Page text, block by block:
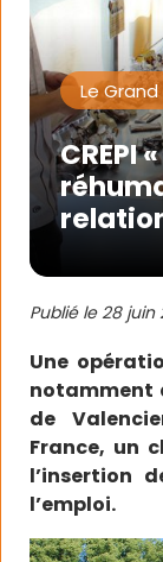
Le
CREPI
Publié le28 juin
Une
notamment
de
France, un
l’insertion
l’emploi.